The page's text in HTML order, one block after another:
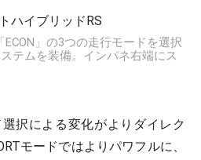
ECON」の3つの走行モードを選択
テムを装備。インパネ右端にス
択による変化がよりダイレク
モードではよりパワフルに、